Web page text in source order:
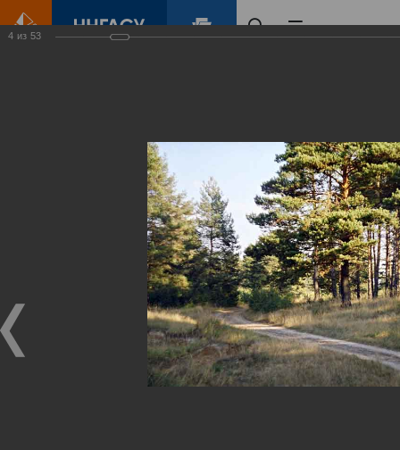
Виртуальные
выставки
(фотоальбомы)
4 из 53